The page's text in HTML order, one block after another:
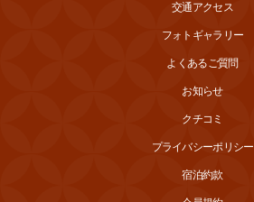
交通アクセス
フォトギャラリー
よくあるご質問
お知らせ
クチコミ
プライバシーポリシー
宿泊約款